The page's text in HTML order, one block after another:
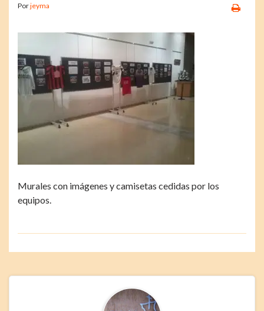
Porjeyma
Murales con imágenes y camisetas cedidas por los
equipos.